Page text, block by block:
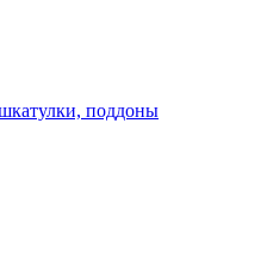
поддоны